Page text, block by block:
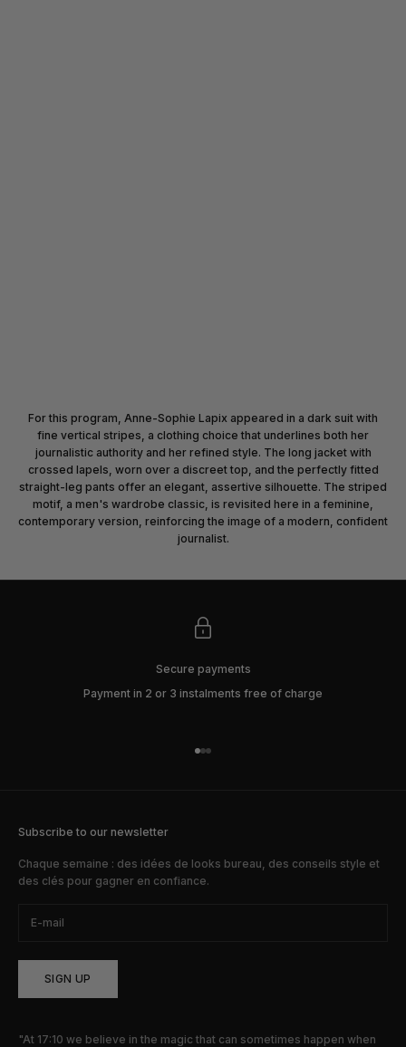
For this program, Anne-Sophie Lapix appeared in a dark suit with
fine vertical stripes, a clothing choice that underlines both her
journalistic authority and her refined style. The long jacket with
crossed lapels, worn over a discreet top, and the perfectly fitted
straight-leg pants offer an elegant, assertive silhouette. The striped
motif, a men's wardrobe classic, is revisited here in a feminine,
contemporary version, reinforcing the image of a modern, confident
journalist.
Secure payments
Payment in 2 or 3 instalments free of charge
Go to item 1
Go to item 2
Go to item 3
Subscribe to our newsletter
Chaque semaine : des idées de looks bureau, des conseils style et
des clés pour gagner en confiance.
SIGN UP
"At 17:10 we believe in the magic that can sometimes happen when